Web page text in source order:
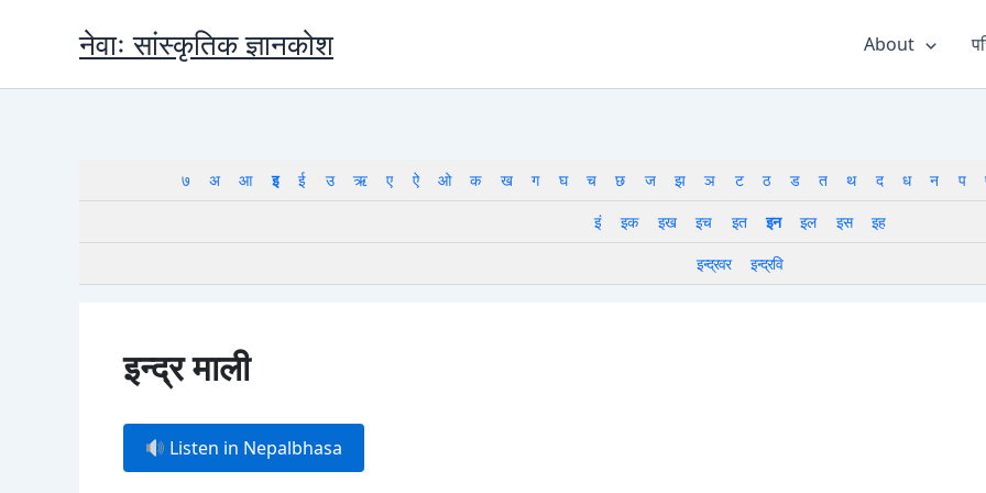
नेवाः सांस्कृतिक ज्ञानकोश About
७ अ आ इ ई उ ऋ ए ऐ ओ क ख ग घ च छ ज झ ञ ट ठ ड त थ द ध न प
इं
इक इख इच इत इन इल इस
इह
इन्द्रवर
इन्द्रवि
इन्द्र माली
Listen in Nepalbhasa